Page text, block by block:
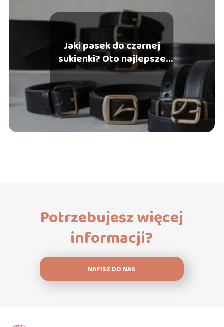
Jaki pasek do czarnej
sukienki? Oto najlepsze
propozycje!
Potrzebujesz więcej
informacji?
NAPISZ DO NAS